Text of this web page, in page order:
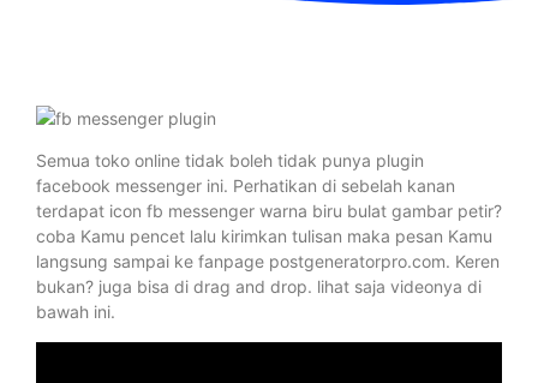
Semua toko online tidak boleh tidak punya plugin
facebook messenger ini. Perhatikan di sebelah kanan
terdapat icon fb messenger warna biru bulat gambar petir?
coba Kamu pencet lalu kirimkan tulisan maka pesan Kamu
langsung sampai ke fanpage postgeneratorpro.com. Keren
bukan? juga bisa di drag and drop. lihat saja videonya di
bawah ini.